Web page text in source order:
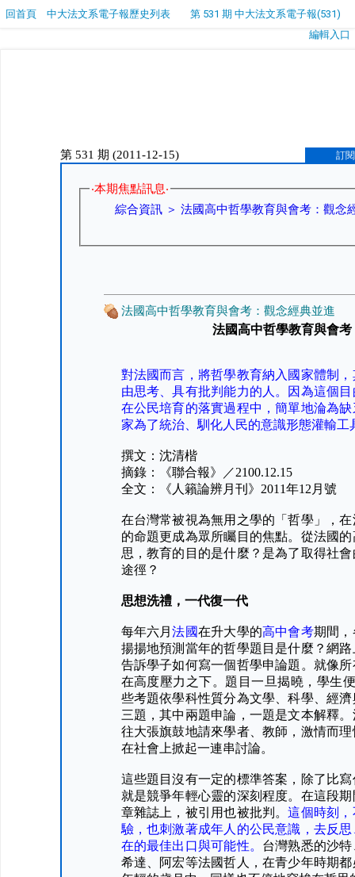
回首頁 中大法文系電子報歷史列表
第 531 期 中大法文系電子報(531)
編輯入口